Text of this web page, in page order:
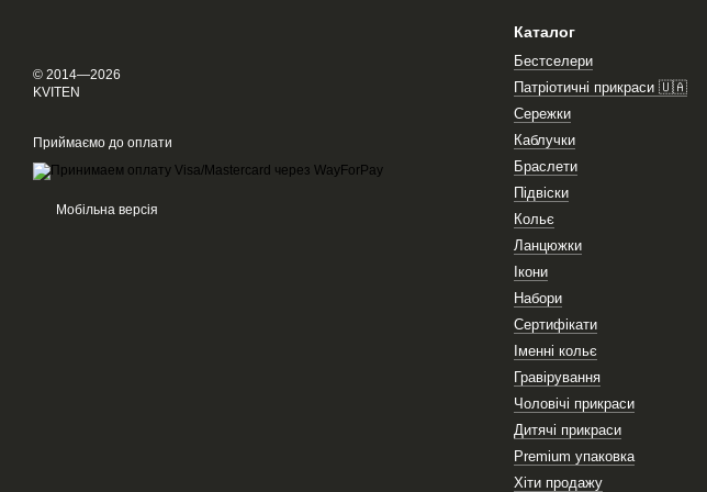
© 2014—2026
KVITEN
Приймаємо до оплати
Мобільна версія
Каталог
Бестселери
Патріотичні прикраси 🇺🇦
Сережки
Каблучки
Браслети
Підвіски
Кольє
Ланцюжки
Ікони
Набори
Сертифікати
Іменні кольє
Гравірування
Чоловічі прикраси
Дитячі прикраси
Premium упаковка
Хіти продажу